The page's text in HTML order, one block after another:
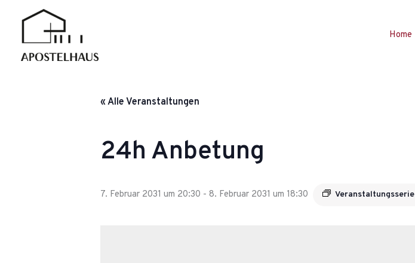
Inhalt
springen
Home
« Alle Veranstaltungen
24h Anbetung
7. Februar 2031 um 20:30 - 8. Februar 2031 um 18:30 Veranstaltungsserie